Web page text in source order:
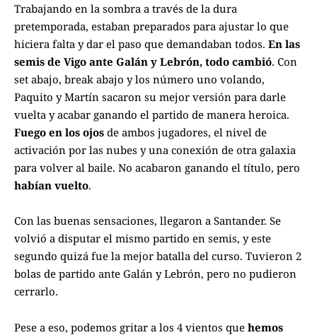
Trabajando en la sombra a través de la dura
pretemporada, estaban preparados para ajustar lo que
hiciera falta y dar el paso que demandaban todos. En las
semis de Vigo ante Galán y Lebrón, todo cambió. Con
set abajo, break abajo y los número uno volando,
Paquito y Martín sacaron su mejor versión para darle
vuelta y acabar ganando el partido de manera heroica.
Fuego en los ojos de ambos jugadores, el nivel de
activación por las nubes y una conexión de otra galaxia
para volver al baile. No acabaron ganando el título, pero
habían vuelto.
Con las buenas sensaciones, llegaron a Santander. Se
volvió a disputar el mismo partido en semis, y este
segundo quizá fue la mejor batalla del curso. Tuvieron 2
bolas de partido ante Galán y Lebrón, pero no pudieron
cerrarlo.
Pese a eso, podemos gritar a los 4 vientos que hemos